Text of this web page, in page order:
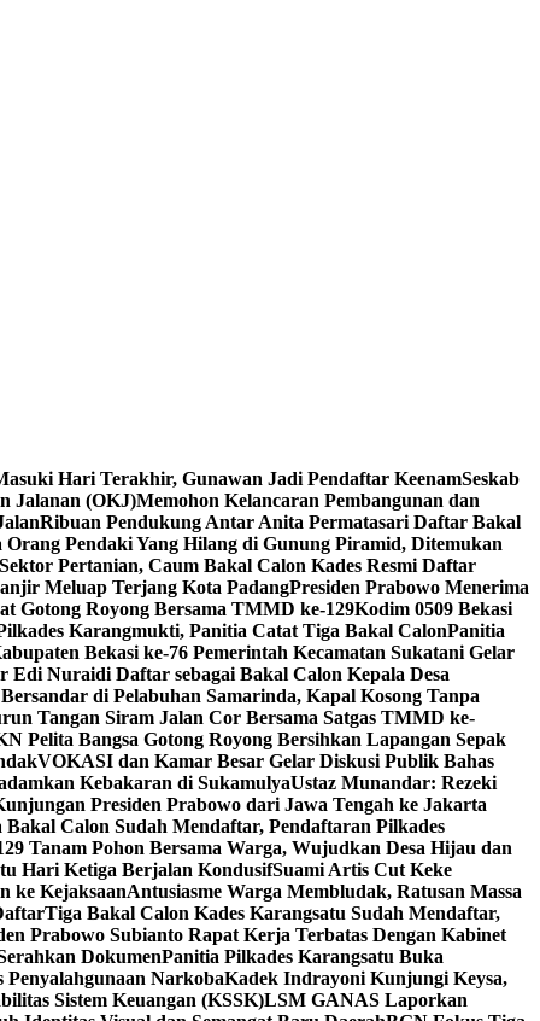
Hari Terakhir, Gunawan Jadi Pendaftar KeenamSeskab
Jalanan (OKJ)Memohon Kelancaran Pembangunan dan
Ribuan Pendukung Antar Anita Permatasari Daftar Bakal
Orang Pendaki Yang Hilang di Gunung Piramid, Ditemukan
Pertanian, Caum Bakal Calon Kades Resmi Daftar
Meluap Terjang Kota PadangPresiden Prabowo Menerima
Gotong Royong Bersama TMMD ke-129Kodim 0509 Bekasi
Karangmukti, Panitia Catat Tiga Bakal CalonPanitia
Bekasi ke-76 Pemerintah Kecamatan Sukatani Gelar
Edi Nuraidi Daftar sebagai Bakal Calon Kepala Desa
di Pelabuhan Samarinda, Kapal Kosong Tanpa
Tangan Siram Jalan Cor Bersama Satgas TMMD ke-
Pelita Bangsa Gotong Royong Bersihkan Lapangan Sepak
VOKASI dan Kamar Besar Gelar Diskusi Publik Bahas
Kebakaran di SukamulyaUstaz Munandar: Rezeki
Presiden Prabowo dari Jawa Tengah ke Jakarta
Bakal Calon Sudah Mendaftar, Pendaftaran Pilkades
Tanam Pohon Bersama Warga, Wujudkan Desa Hijau dan
Hari Ketiga Berjalan KondusifSuami Artis Cut Keke
ke KejaksaanAntusiasme Warga Membludak, Ratusan Massa
Tiga Bakal Calon Kades Karangsatu Sudah Mendaftar,
Prabowo Subianto Rapat Kerja Terbatas Dengan Kabinet
DokumenPanitia Pilkades Karangsatu Buka
NarkobaKadek Indrayoni Kunjungi Keysa,
Sistem Keuangan (KSSK)LSM GANAS Laporkan